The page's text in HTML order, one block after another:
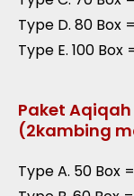
Type D. 80 Box
Type E. 100 Box
Paket Aqiqah
(2kambing
Type A. 50 Box